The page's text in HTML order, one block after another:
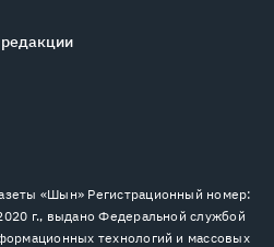
«Шын» Регистрационный номер:
г., выдано Федеральной службой
технологий и массовых